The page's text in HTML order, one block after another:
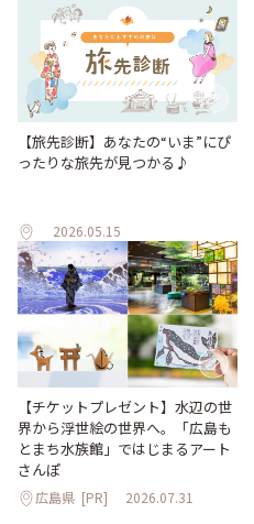
【旅先診断】あなたの“いま”にぴ
ったりな旅先が見つかる♪
2026.05.15
【チケットプレゼント】水辺の世
界から浮世絵の世界へ。「広島も
とまち水族館」ではじまるアート
さんぽ
広島県 [PR] 2026.07.31